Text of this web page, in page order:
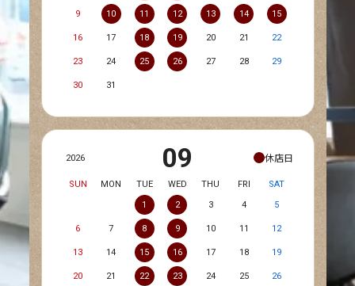
9 10 11 12 13 14 15
16 17 18 19 20 21 22
23 24 25 26 27 28 29
30 31
2026 09 休店日
SUN MON TUE WED THU FRI
SAT
1
2 3 4 5
6 7 8 9 10 11 12
13 14 15 16 17 18 19
20 21 22 23 24 25 26